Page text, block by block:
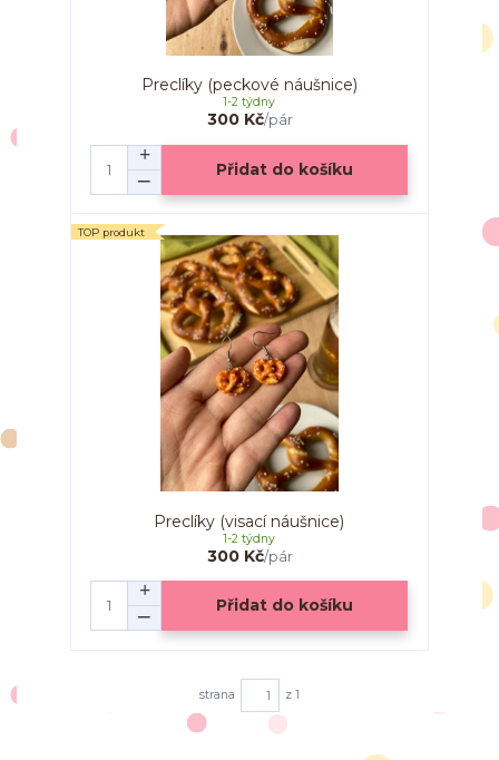
Preclíky (peckové náušnice)
300 Kč/pár
1-2 týdny
Přidat do košíku
TOP produkt
Preclíky (visací náušnice)
300 Kč/pár
1-2 týdny
Přidat do košíku
strana z 1